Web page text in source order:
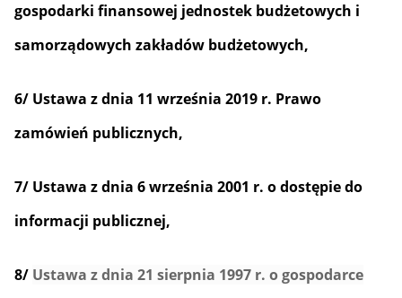
gospodarki finansowej jednostek budżetowych i
samorządowych zakładów budżetowych,
6/ Ustawa z dnia 11 września 2019 r. Prawo
zamówień publicznych,
7/ Ustawa z dnia 6 września 2001 r. o dostępie do
informacji publicznej,
8/ Ustawa z dnia 21 sierpnia 1997 r. o gospodarce